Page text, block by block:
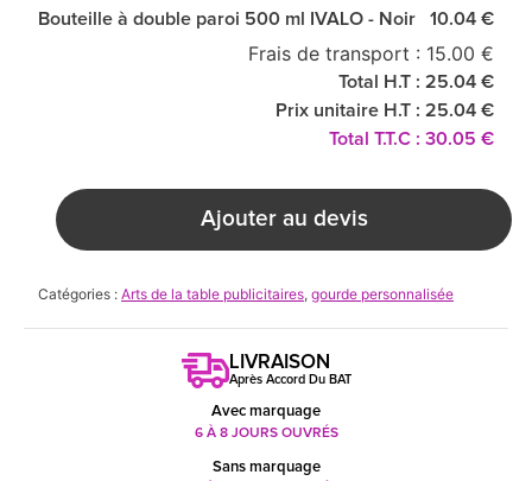
Bouteille à double paroi 500 ml IVALO - Noir 10.04 €
Frais de transport : 15.00 €
Total H.T : 25.04 €
Prix unitaire H.T : 25.04 €
Total T.T.C : 30.05 €
Ajouter au devis
Catégories : Arts de la table publicitaires, gourde personnalisée
LIVRAISON
Après Accord Du BAT
Avec marquage
6 À 8 JOURS OUVRÉS
Sans marquage